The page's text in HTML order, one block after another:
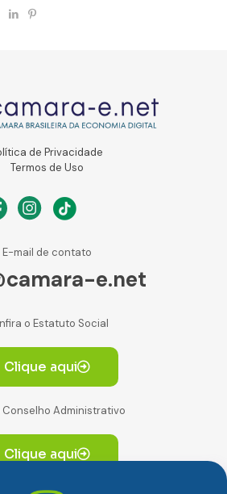
de Privacidade
Termos de Uso
E-mail de contato
e.net
o Estatuto Social
Clique aqui
Conselho Administrativo
Clique aqui